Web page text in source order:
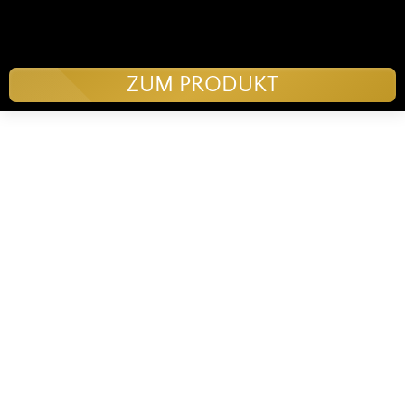
ZUM PRODUKT